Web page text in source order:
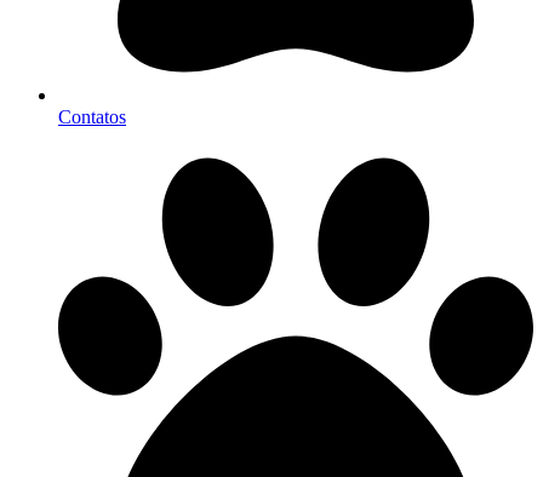
Contatos